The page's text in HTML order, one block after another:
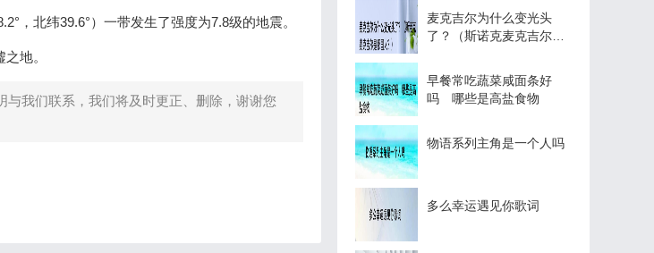
，北纬39.6°）一带发生了强度为7.8级的地震。
地。
我们联系，我们将及时更正、删除，谢谢您
麦克吉尔为什么变光头
了？（斯诺克麦克吉尔是
早餐常吃蔬菜咸面条好
吗 哪些是高盐食物
物语系列主角是一个人吗
多么幸运遇见你歌词